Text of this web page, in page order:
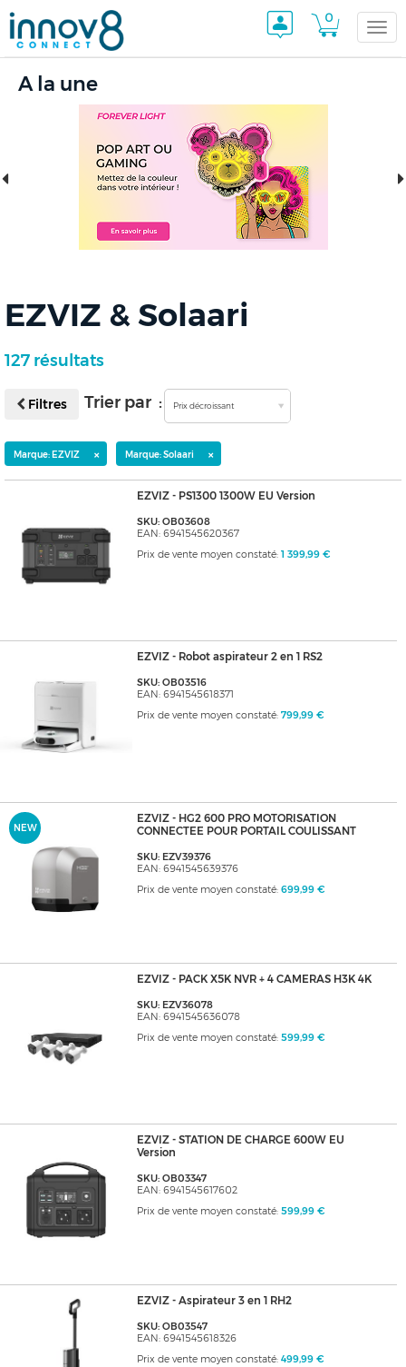
0
A la une
EZVIZ & Solaari
127 résultats
Filtres Trier par : Prix décroissant
Marque: EZVIZ × Marque: Solaari ×
EZVIZ - PS1300 1300W EU Version
SKU: OB03608
EAN: 6941545620367
Prix de vente moyen constaté: 1 399,99 €
EZVIZ - Robot aspirateur 2 en 1 RS2
SKU: OB03516
EAN: 6941545618371
Prix de vente moyen constaté: 799,99 €
NEW
EZVIZ - HG2 600 PRO MOTORISATION
CONNECTEE POUR PORTAIL COULISSANT
SKU: EZV39376
EAN: 6941545639376
Prix de vente moyen constaté: 699,99 €
EZVIZ - PACK X5K NVR + 4 CAMERAS H3K 4K
SKU: EZV36078
EAN: 6941545636078
Prix de vente moyen constaté: 599,99 €
EZVIZ - STATION DE CHARGE 600W EU
Version
SKU: OB03347
EAN: 6941545617602
Prix de vente moyen constaté: 599,99 €
EZVIZ - Aspirateur 3 en 1 RH2
SKU: OB03547
EAN: 6941545618326
Prix de vente moyen constaté: 499,99 €